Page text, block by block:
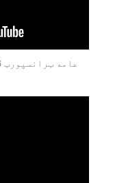
عامه ټرانسپورټ STIB/MIVB